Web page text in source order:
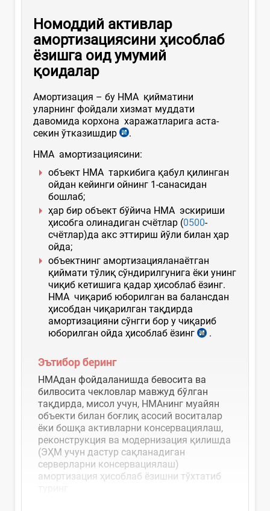
Номоддий активлар
амортизациясини ҳисоблаб
ёзишга оид умумий
қоидалар
Амортизация – бу НМА қийматини
уларнинг фойдали хизмат муддати
давомида корхона харажатларига аста-
секин ўтказишдир
.
НМА амортизациясини:
объект НМА таркибига қабул қилинган
ойдан кейинги ойнинг 1-санасидан
бошлаб;
ҳар бир объект бўйича НМА эскириши
ҳисобга олинадиган счётлар (0500-
счётлар)да акс эттириш йўли билан ҳар
ойда;
объектнинг амортизацияланаётган
қиймати тўлиқ сўндирилгунига ёки унинг
чиқиб кетишига қадар ҳисоблаб ёзинг.
НМА чиқариб юборилган ва балансдан
ҳисобдан чиқарилган тақдирда
амортизацияни сўнгги бор у чиқариб
юборилган ойда ҳисоблаб ёзинг
.
Эътибор беринг
НМАдан фойдаланишда бевосита ва
билвосита чекловлар мавжуд бўлган
тақдирда, мисол учун, НМАнинг муайян
объекти билан боғлиқ асосий воситалар
ёки бошқа активларни консервациялаш,
реконструкция ва модернизация қилишда
(ЭҲМ учун дастур сақланадиган
серверларни консервациялаш)
амортизация ҳисоблаб ёзишни тўхтатиб